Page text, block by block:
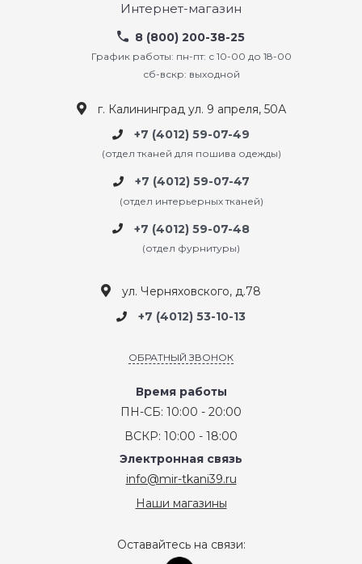
Интернет-магазин
8 (800) 200-38-25
График работы: пн-пт: с 10-00 до 18-00
сб-вскр: выходной
г. Калининград ул. 9 апреля, 50А
+7 (4012) 59-07-49
(отдел тканей для пошива одежды)
+7 (4012) 59-07-47
(отдел интерьерных тканей)
+7 (4012) 59-07-48
(отдел фурнитуры)
ул. Черняховского, д.78
+7 (4012) 53-10-13
ОБРАТНЫЙ ЗВОНОК
Время работы
ПН-СБ: 10:00 - 20:00
ВСКР: 10:00 - 18:00
Электронная связь
info@mir-tkani39.ru
Наши магазины
Оставайтесь на связи: